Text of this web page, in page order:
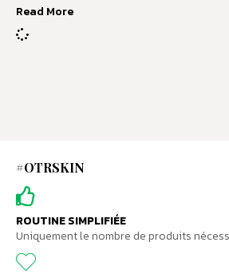
Read More
#OTRSKIN
ROUTINE SIMPLIFIÉE
Uniquement le nombre de produits